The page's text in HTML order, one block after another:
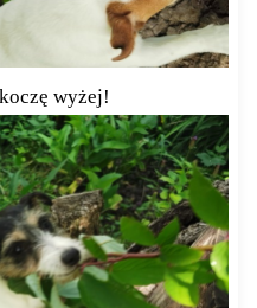
wyżej!